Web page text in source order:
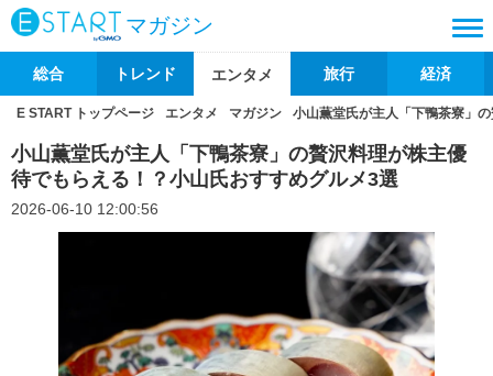
マガジン
総合 トレンド エンタメ 旅行 経済
E START トップページ エンタメ マガジン 小山薫堂氏が主人「下鴨茶寮」
小山薫堂氏が主人「下鴨茶寮」の贅沢料理が株主優
待でもらえる！？小山氏おすすめグルメ3選
2026-06-10 12:00:56